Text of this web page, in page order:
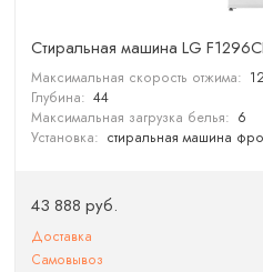
Стиральная машина LG
Максимальная скорость отжима:
Глубина: 44
Максимальная загрузка белья: 6
Установка: стиральная машина
43 888 руб.
Доставка
Самовывоз